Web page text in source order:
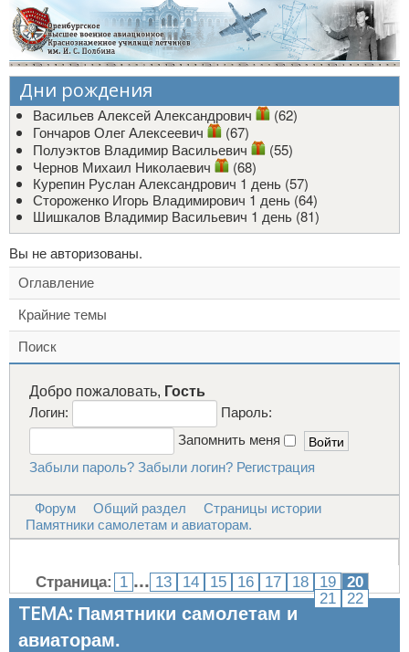
Дни рождения
Васильев Алексей Александрович
(62)
Гончаров Олег Алексеевич
(67)
Полуэктов Владимир Васильевич
(55)
Чернов Михаил Николаевич
(68)
Курепин Руслан Александрович 1 день (57)
Стороженко Игорь Владимирович 1 день (64)
Шишкалов Владимир Васильевич 1 день (81)
Вы не авторизованы.
Оглавление
Крайние темы
Поиск
Добро пожаловать, Гость
Логин:
Пароль:
Запомнить меня
Забыли пароль? Забыли логин? Регистрация
Форум Общий раздел
Страницы истории
Памятники самолетам и авиаторам.
Страница: 1 ... 13 14 15 16 17 18 19
20
21
22
ТЕМА: Памятники самолетам и
авиаторам.